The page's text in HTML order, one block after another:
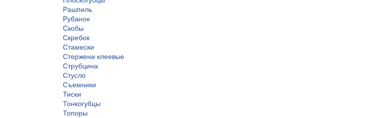
Рашпиль
Рубанок
Скобы
Скребок
Стамески
Стержени клеевые
Струбцина
Стусло
Съемники
Тиски
Тонкогубцы
Топоры